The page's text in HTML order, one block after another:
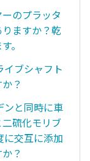
のプラッタ
ますか？乾
。
ブシャフト
？
ンと同時に車
硫化モリブ
に交互に添加
？